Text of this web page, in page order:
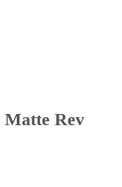
Matte Rev